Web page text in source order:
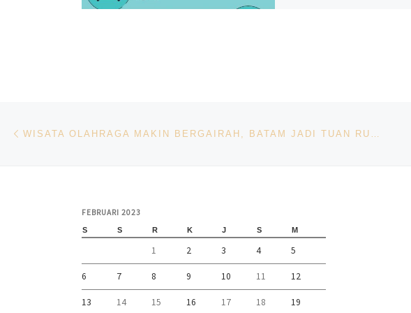
Navigasi pos
FEBRUARI 2023
S S R K J S M
1 2 3 4 5
6 7 8 9 10 11 12
13 14 15 16 17 18 19